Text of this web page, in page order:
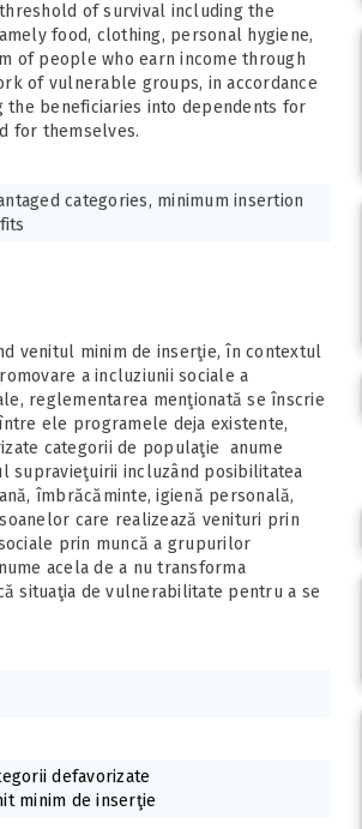
of survival including the
food, clothing, personal hygiene,
of people who earn income through
of vulnerable groups, in accordance
beneficiaries into dependents for
for themselves.
categories, minimum insertion
venitul minim de inserţie, în contextul
a incluziunii sociale a
reglementarea menţionată se înscrie
ele programele deja existente,
categorii de populaţie anume
supravieţuirii incluzând posibilitatea
îmbrăcăminte, igienă personală,
care realizează venituri prin
prin muncă a grupurilor
acela de a nu transforma
situaţia de vulnerabilitate pentru a se
defavorizate
minim de inserţie